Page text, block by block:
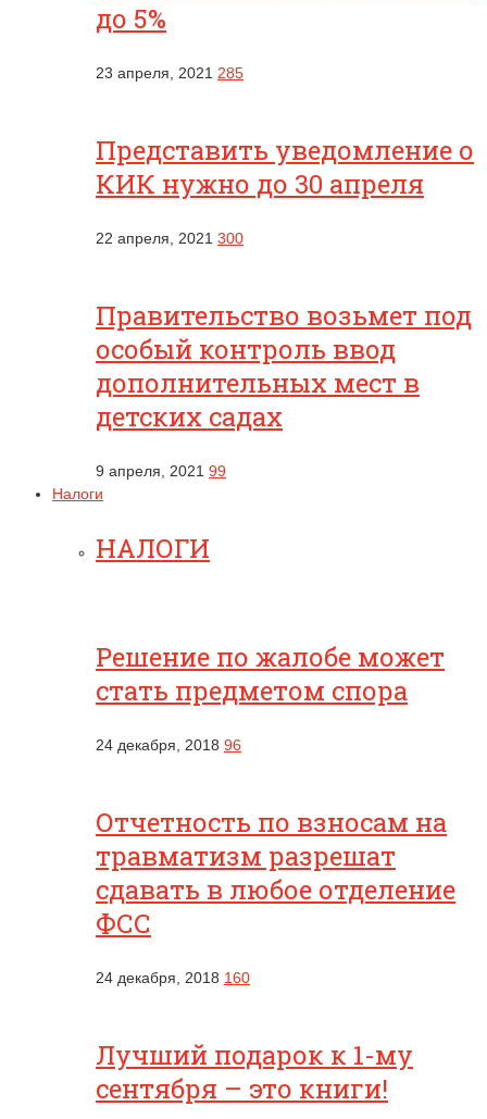
до 5%
23 апреля, 2021 285
Представить уведомление о
КИК нужно до 30 апреля
22 апреля, 2021 300
Правительство возьмет под
особый контроль ввод
дополнительных мест в
детских садах
9 апреля, 2021 99
Налоги
НАЛОГИ
Решение по жалобе может
стать предметом спора
24 декабря, 2018 96
Отчетность по взносам на
травматизм разрешат
сдавать в любое отделение
ФСС
24 декабря, 2018 160
Лучший подарок к 1-му
сентября – это книги!